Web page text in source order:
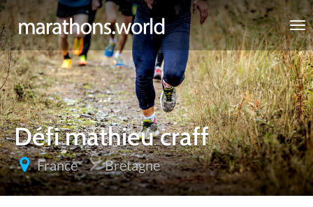
marathons.world
Défi mathieu craff
France Bretagne